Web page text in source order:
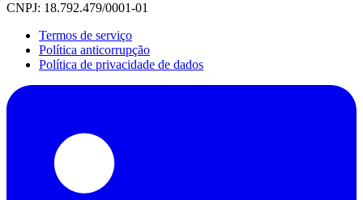
CNPJ: 18.792.479/0001-01
Termos de serviço
Política anticorrupção
Política de privacidade de dados